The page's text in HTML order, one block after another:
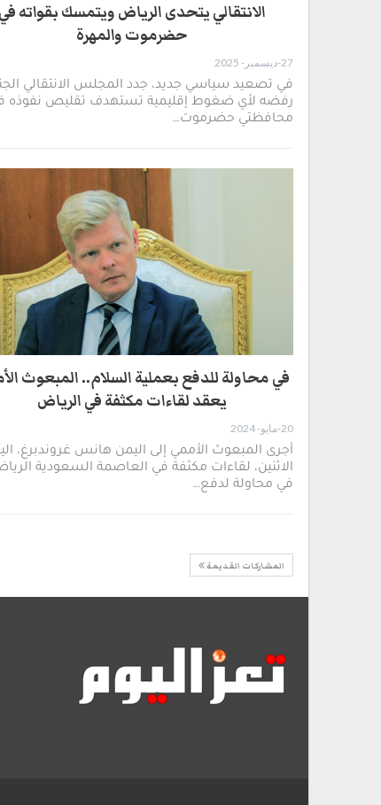
الانتقالي يتحدى الرياض ويتمسك بقواته في
حضرموت والمهرة
27-ديسمبر- 2025
في تصعيد سياسي جديد، جدد المجلس الانتقالي
رفضه لأي ضغوط إقليمية تستهدف تقليص نفوذه
محافظتي حضرموت…
في محاولة للدفع بعملية السلام.. المبعوث
يعقد لقاءات مكثفة في الرياض
20-مايو- 2024
أجرى المبعوث الأممي إلى اليمن هانس غروندبرغ،
الاثنين، لقاءات مكثفة في العاصمة السعودية
في محاولة لدفع…
المشاركات القديمة